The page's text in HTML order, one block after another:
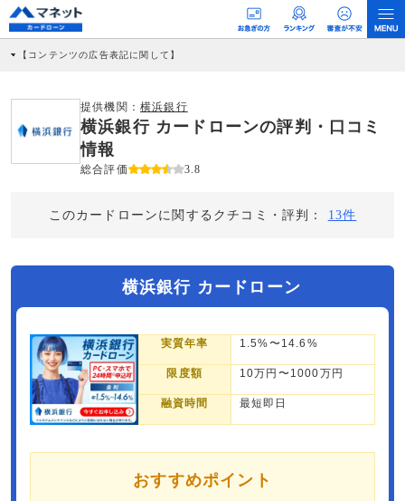
【コンテンツの広告表記に関して】
社に対して企業から紹介報酬が支払われるという収益モデルです。 ただし、特定の
商品を根拠なくPRするものではなく、当編集部の調査／ユーザーへの口コミ収集な
どに基づき、公平性を担保した情報提供を行っています。
提供機関： 横浜銀行
横浜銀行 カードローンの評判・口コミ
情報
総合評価 3.8
このカードローンに関するクチコミ・評判： 13件
横浜銀行 カードローン
実質年率 1.5%〜14.6%
限度額 10万円〜1000万円
融資時間 最短即日
おすすめポイント